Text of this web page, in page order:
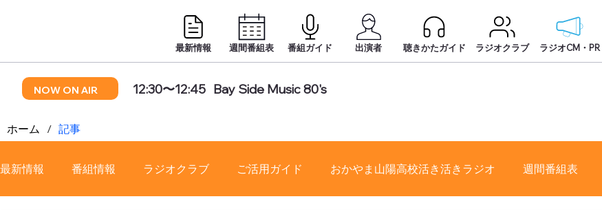
ホーム / 記事
NOW ON AIR 12:30〜12:45 Bay Side Music 80's
最新情報 週間番組表 番組ガイド 出演者 聴きかたガイド ラジオクラブ ラジオCM・PR
最新情報 番組情報 ラジオクラブ ご活用ガイド おかやま山陽高校活き活きラジオ 週間番組表